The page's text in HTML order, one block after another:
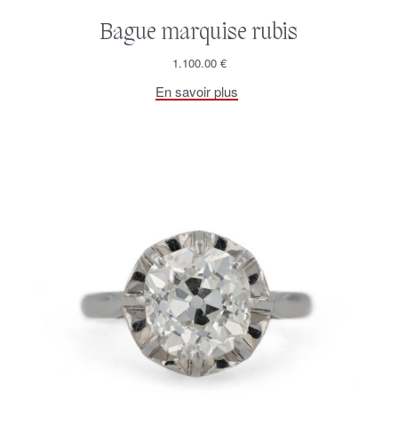
Bague marquise rubis
1.100.00 €
En savoir plus